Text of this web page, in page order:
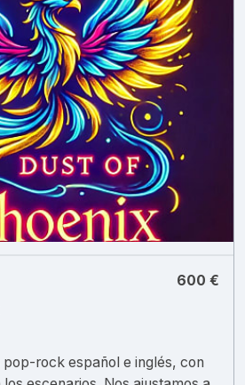
600 €
pop-rock español e inglés, con